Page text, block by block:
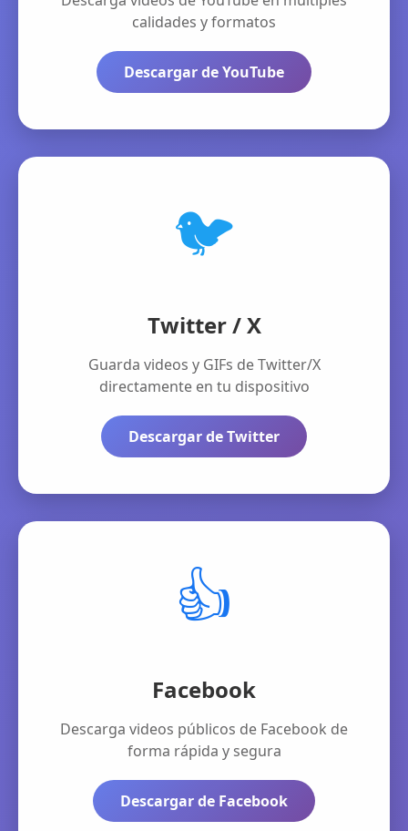
calidades y formatos
Descargar de YouTube
🐦
Twitter / X
Guarda videos y GIFs de Twitter/X
directamente en tu dispositivo
Descargar de Twitter
👍
Facebook
Descarga videos públicos de Facebook de
forma rápida y segura
Descargar de Facebook